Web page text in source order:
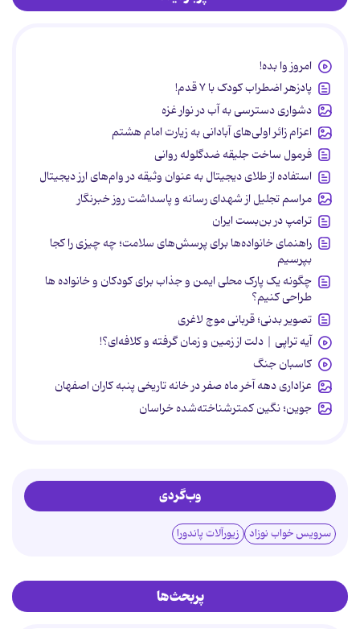
امروز وا بده!
پادزهر اضطراب کودک با ۷ قدم!
دشواری دسترسی به آب در نوار غزه
اعزام زائر اولی‌های آبادانی به زیارت امام هشتم
فرمول ساخت جلیقه ضدگلوله روانی
استفاده از طلای دیجیتال به عنوان وثیقه در وام‌های ارز دیجیتال
مراسم تجلیل از شهدای رسانه و پاسداشت روز خبرنگار
ترامپ در بن‌بست ایران
راهنمای خانواده‌ها برای پرسش‌های سلامت؛ چه چیزی را کجا
بپرسیم
چگونه یک پارک محلی ایمن و جذاب برای کودکان و خانواده ها
طراحی کنیم؟
تصویر بدنی؛ قربانی موج لاغری
آیه تراپی | دلت از زمین و زمان گرفته و کلافه‌ای؟!
کاسبان جنگ
عزاداری دهه آخر ماه صفر در خانه تاریخی پنبه کاران اصفهان
جوین؛ نگین کمترشناخته‌شده خراسان
وب‌گردی
سرویس خواب نوزاد زیورآلات پاندورا
پربحث‌ها